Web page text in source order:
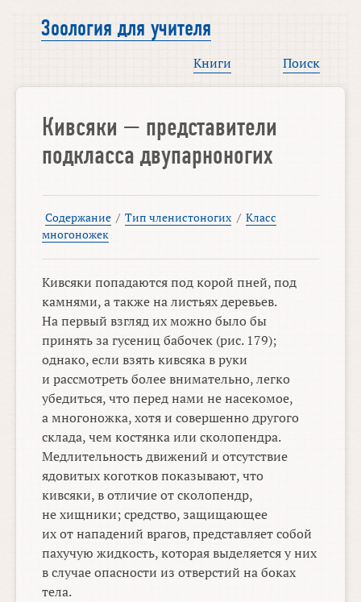
Зоология для учителя
Книги Поиск
Кивсяки — представители
подкласса двупарноногих
Содержание / Тип членистоногих / Класс
многоножек
Кивсяки попадаются под корой пней, под
камнями, а также на листьях деревьев.
На первый взгляд их можно было бы
принять за гусениц бабочек (рис. 179);
однако, если взять кивсяка в руки
и рассмотреть более внимательно, легко
убедиться, что перед нами не насекомое,
а многоножка, хотя и совершенно другого
склада, чем костянка или сколопендра.
Медлительность движений и отсутствие
ядовитых коготков показывают, что
кивсяки, в отличие от сколопендр,
не хищники; средство, защищающее
их от нападений врагов, представляет собой
пахучую жидкость, которая выделяется у них
в случае опасности из отверстий на боках
тела.